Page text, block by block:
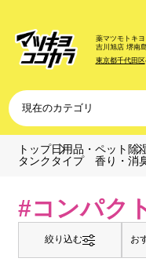
薬マツモトキヨ
吉川旭店 堺南
東京都千代田区
トップ日用品・ペット 除
タンクタイプ 香り・消
#コンパク
絞り込む